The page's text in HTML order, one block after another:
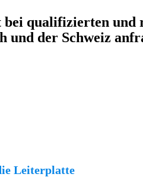
qualifizierten und
und der Schweiz
Leiterplatte